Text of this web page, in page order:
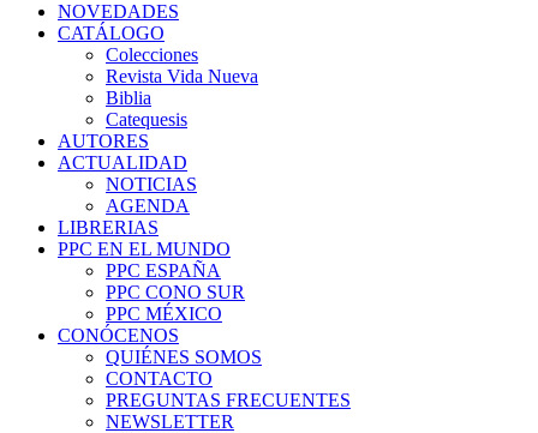
NOVEDADES
CATÁLOGO
Colecciones
Revista Vida Nueva
Biblia
Catequesis
AUTORES
ACTUALIDAD
NOTICIAS
AGENDA
LIBRERIAS
PPC EN EL MUNDO
PPC ESPAÑA
PPC CONO SUR
PPC MÉXICO
CONÓCENOS
QUIÉNES SOMOS
CONTACTO
PREGUNTAS FRECUENTES
NEWSLETTER